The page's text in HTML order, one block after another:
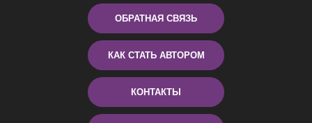
ОБРАТНАЯ СВЯЗЬ
КАК СТАТЬ АВТОРОМ
КОНТАКТЫ